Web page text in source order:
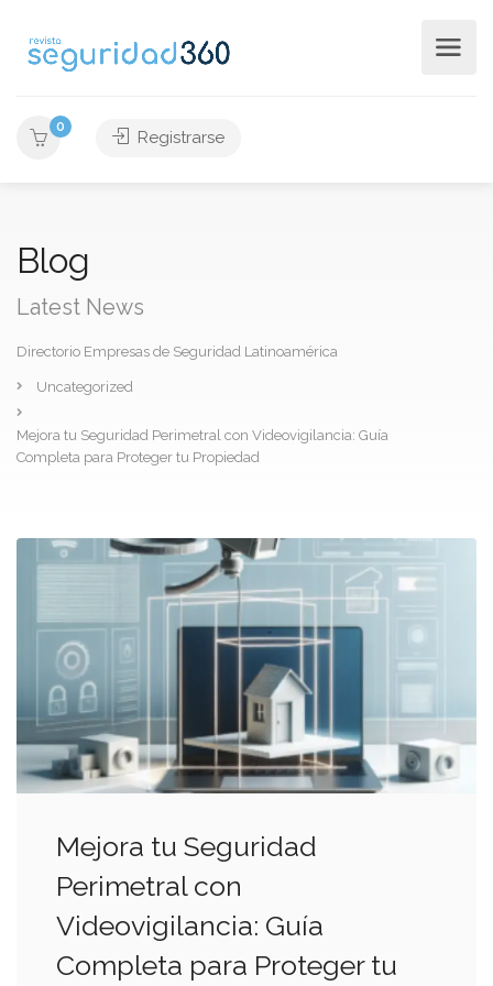
0
Registrarse
Blog
Latest News
Directorio Empresas de Seguridad Latinoamérica
Uncategorized
Mejora tu Seguridad Perimetral con Videovigilancia: Guía
Completa para Proteger tu Propiedad
Mejora tu Seguridad
Perimetral con
Videovigilancia: Guía
Completa para Proteger tu